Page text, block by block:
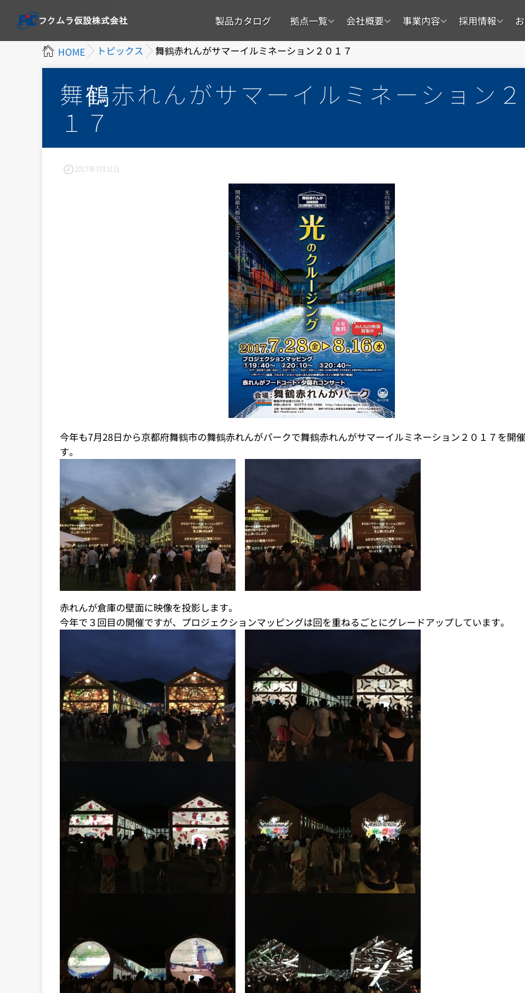
製品カタログ 拠点一覧 会社概要 事業内容 採用情報
HOME トピックス 舞鶴赤れんがサマーイルミネーション２０１７
舞鶴赤れんがサマーイルミネーション
１７
2017年7月31日
今年も7月28日から京都府舞鶴市の舞鶴赤れんがパークで舞鶴赤れんがサマーイルミネーション２０１７を開
す。
赤れんが倉庫の壁面に映像を投影します。
今年で３回目の開催ですが、プロジェクションマッピングは回を重ねるごとにグレードアップしています。